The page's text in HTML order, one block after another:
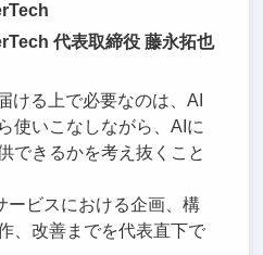
代表取締役 藤永拓也
ける上で必要なのは、AI
使いこなしながら、AIに
できるかを考え抜くこと
ービスにおける企画、構
、改善までを代表直下で